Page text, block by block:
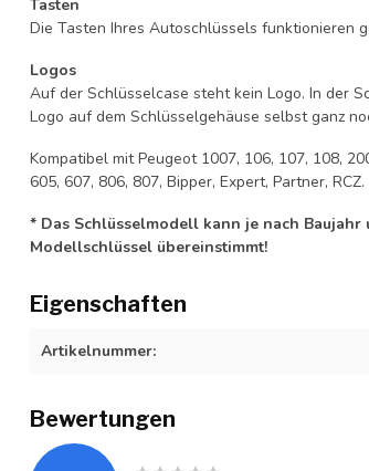
Tasten
Die Tasten Ihres Autoschlüssels funktionieren
Logos
Auf der Schlüsselcase steht kein Logo. In der
Logo auf dem Schlüsselgehäuse selbst ganz
Kompatibel mit Peugeot 1007, 106, 107, 108,
605, 607, 806, 807, Bipper, Expert, Partner, RCZ.
* Das Schlüsselmodell kann je nach
Modellschlüssel übereinstimmt!
Eigenschaften
Artikelnummer:
Bewertungen